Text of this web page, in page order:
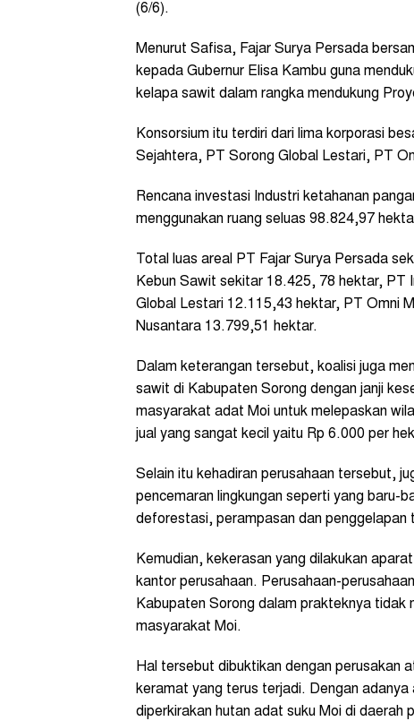
(6/6).
Menurut Safisa, Fajar Surya Persada
kepada Gubernur Elisa Kambu guna
kelapa sawit dalam rangka mendukung
Konsorsium itu terdiri dari lima korporasi
Sejahtera, PT Sorong Global Lestari, PT
Rencana investasi Industri ketahanan
menggunakan ruang seluas 98.824,97
Total luas areal PT Fajar Surya Persada
Kebun Sawit sekitar 18.425, 78 hektar,
Global Lestari 12.115,43 hektar, PT Omni
Nusantara 13.799,51 hektar.
Dalam keterangan tersebut, koalisi juga
sawit di Kabupaten Sorong dengan janji
masyarakat adat Moi untuk melepaskan
jual yang sangat kecil yaitu Rp 6.000 per
Selain itu kehadiran perusahaan tersebut,
pencemaran lingkungan seperti yang baru-
deforestasi, perampasan dan
Kemudian, kekerasan yang dilakukan
kantor perusahaan. Perusahaan-
Kabupaten Sorong dalam prakteknya tidak
masyarakat Moi.
Hal tersebut dibuktikan dengan perusakan
keramat yang terus terjadi. Dengan
diperkirakan hutan adat suku Moi di daerah